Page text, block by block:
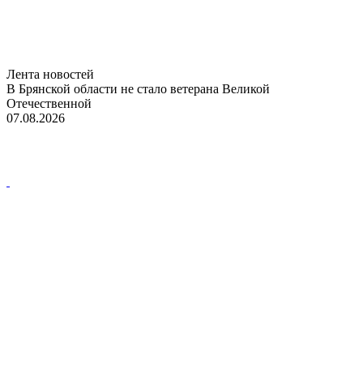
Лента новостей
В Брянской области не стало ветерана Великой
Отечественной
07.08.2026